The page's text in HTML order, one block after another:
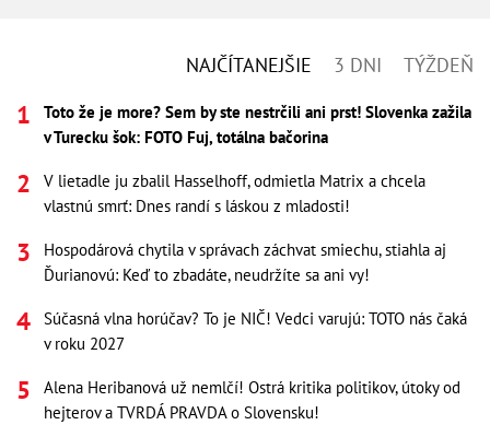
NAJČÍTANEJŠIE 3 DNI TÝŽDEŇ
Toto že je more? Sem by ste nestrčili ani prst! Slovenka zažila
v Turecku šok: FOTO Fuj, totálna bačorina
V lietadle ju zbalil Hasselhoff, odmietla Matrix a chcela
vlastnú smrť: Dnes randí s láskou z mladosti!
Hospodárová chytila v správach záchvat smiechu, stiahla aj
Ďurianovú: Keď to zbadáte, neudržíte sa ani vy!
Súčasná vlna horúčav? To je NIČ! Vedci varujú: TOTO nás čaká
v roku 2027
Alena Heribanová už nemlčí! Ostrá kritika politikov, útoky od
hejterov a TVRDÁ PRAVDA o Slovensku!